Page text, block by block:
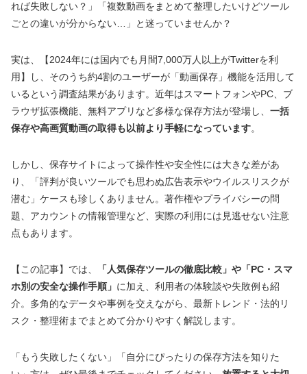
れば失敗しない？」「複数動画をまとめて整理したいけどツール
ごとの違いが分からない…」と迷っていませんか？
実は、【2024年には国内でも月間7,000万人以上がTwitterを利
用】し、そのうち約4割のユーザーが「動画保存」機能を活用して
いるという調査結果があります。近年はスマートフォンやPC、ブ
ラウザ拡張機能、無料アプリなど多様な保存方法が登場し、 一括
保存や高画質動画の取得も以前より手軽になっています。
しかし、保存サイトによって操作性や安全性には大きな差があ
り、「評判が良いツールでも思わぬ広告表示やウイルスリスクが
潜む」ケースも珍しくありません。著作権やプライバシーの問
題、アカウントの情報管理など、実際の利用には見逃せない注意
点もあります。
【この記事】では、
「人気保存ツールの徹底比較」や「PC・スマ
ホ別の安全な操作手順」 に加え、利用者の体験談や失敗例も紹
介。多角的なデータや事例を交えながら、最新トレンド・法的リ
スク・整理術までまとめて分かりやすく解説します。
「もう失敗したくない」「自分にぴったりの保存方法を知りた